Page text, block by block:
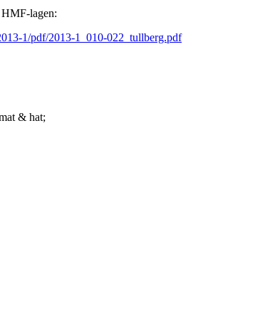
lagen:
1/pdf/2013-1_010-022_tullberg.pdf
& hat;